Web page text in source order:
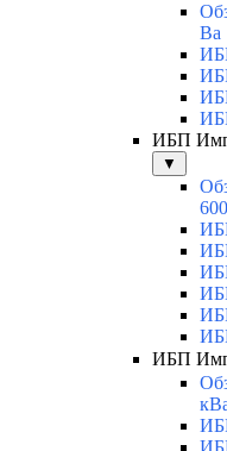
Ва
ИБП
▼
ИБП